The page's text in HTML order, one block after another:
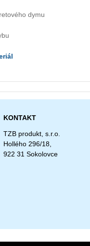
dymu
KONTAKT
TZB produkt, s.r.o.
Hollého 296/18,
922 31 Sokolovce